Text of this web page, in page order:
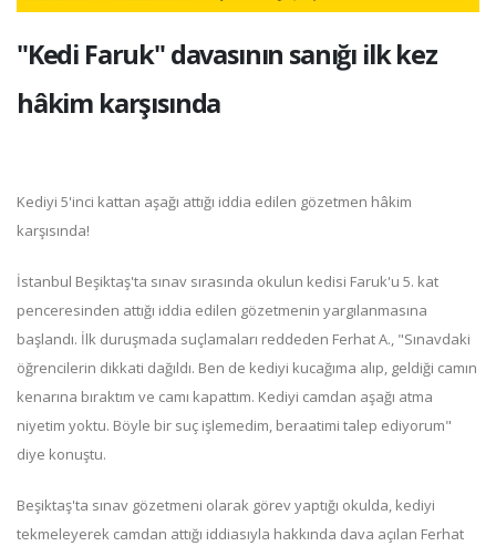
"Kedi Faruk" davasının sanığı ilk kez
hâkim karşısında
Kediyi 5'inci kattan aşağı attığı iddia edilen gözetmen hâkim
karşısında!
İstanbul Beşiktaş'ta sınav sırasında okulun kedisi Faruk'u 5. kat
penceresinden attığı iddia edilen gözetmenin yargılanmasına
başlandı. İlk duruşmada suçlamaları reddeden Ferhat A., "Sınavdaki
öğrencilerin dikkati dağıldı. Ben de kediyi kucağıma alıp, geldiği camın
kenarına bıraktım ve camı kapattım. Kediyi camdan aşağı atma
niyetim yoktu. Böyle bir suç işlemedim, beraatimi talep ediyorum"
diye konuştu.
Beşiktaş'ta sınav gözetmeni olarak görev yaptığı okulda, kediyi
tekmeleyerek camdan attığı iddiasıyla hakkında dava açılan Ferhat